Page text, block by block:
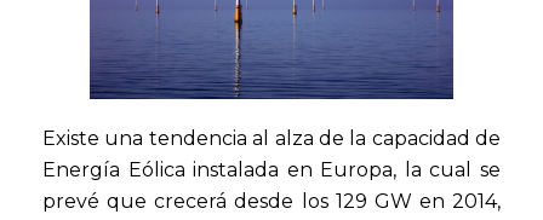
Existe una tendencia al alza de la capacidad de
Energía Eólica instalada en Europa, la cual se
prevé que crecerá desde los 129 GW en 2014,